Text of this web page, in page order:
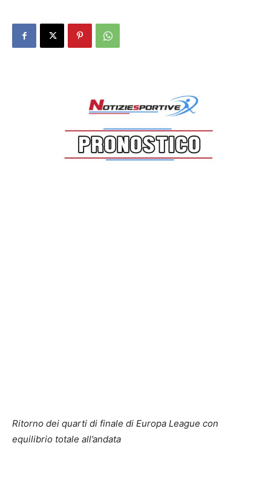
Ritorno dei quarti di finale di Europa League con
equilibrio totale all’andata